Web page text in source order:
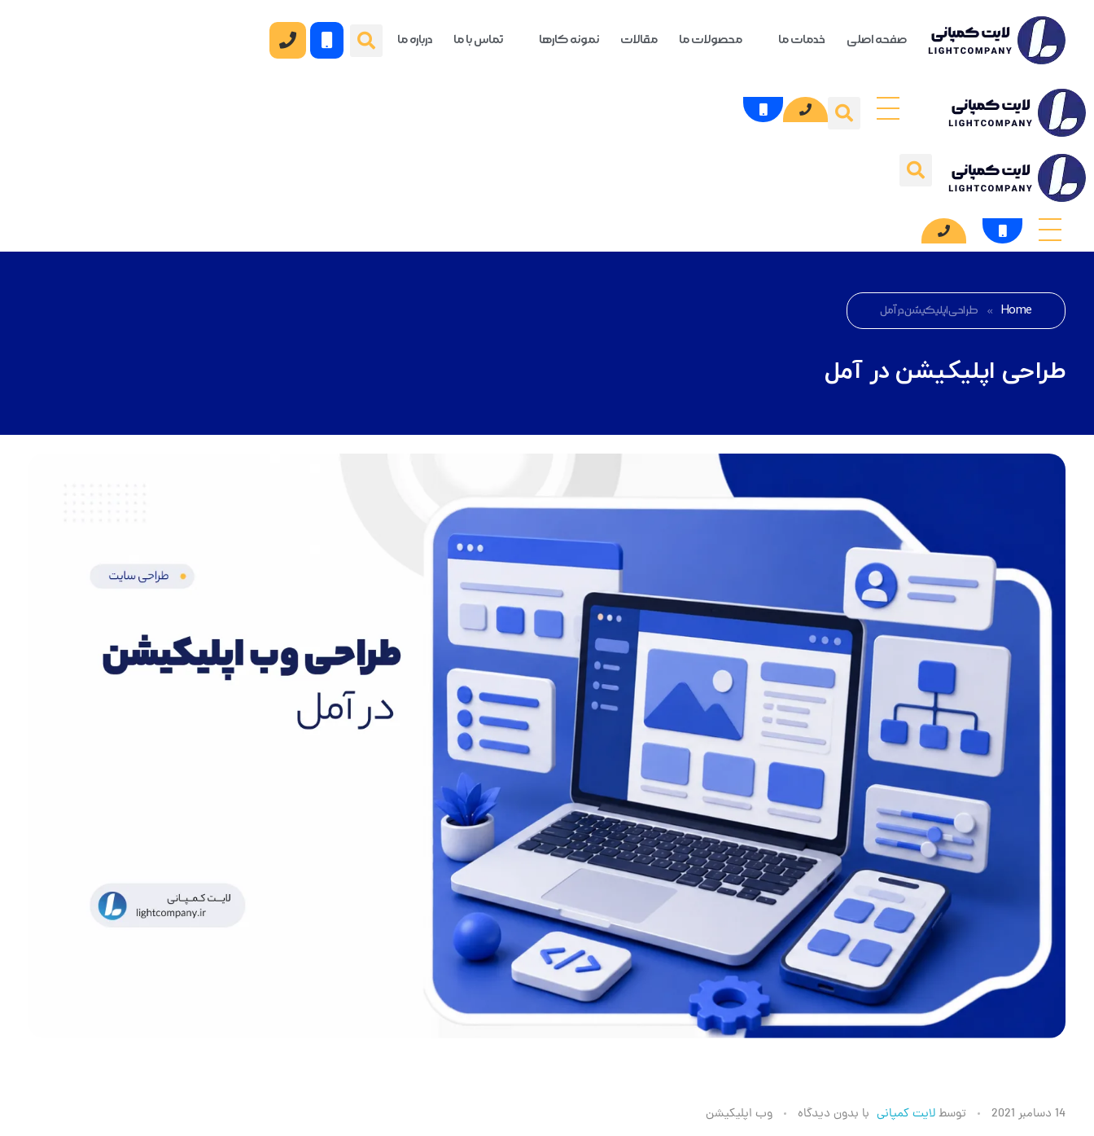
صفحه اصلی خدمات ما محصولات ما مقالات نمونه کارها تماس با ما درباره ما
Home
» طراحی اپلیکیشن در آمل
طراحی اپلیکیشن در آمل
ط
14 دسامبر 2021 توسطلایت کمپانی با بدون دیدگاه وب اپلیکیشن